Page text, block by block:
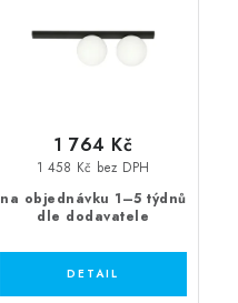
na objednávku 1–5 týdnů
dle dodavatele
1 458 Kč bez DPH
1 764 Kč